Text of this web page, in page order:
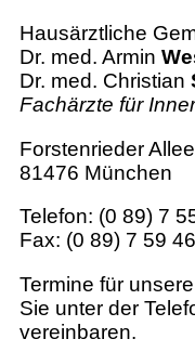
Hausärztliche
Dr. med. Armin
Dr. med. Christian
Fachärzte für
Forstenrieder
81476 München
Telefon: (0 89) 7
Fax: (0 89) 7 59
Termine für
Sie unter der
vereinbaren.